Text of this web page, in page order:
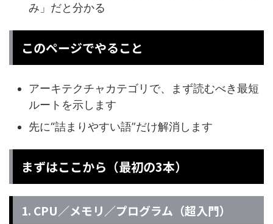
み」だと分かる
このページでやること
アーキテクチャカテゴリで、まず読むべき最短
ルートを示します
先に“詰まりやすい語”だけ解消します
まずはここから（最初の3本）
1. CPU／メモリ／プログラム（超入門）